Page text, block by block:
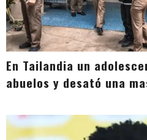
En Tailandia un
abuelos y desató una